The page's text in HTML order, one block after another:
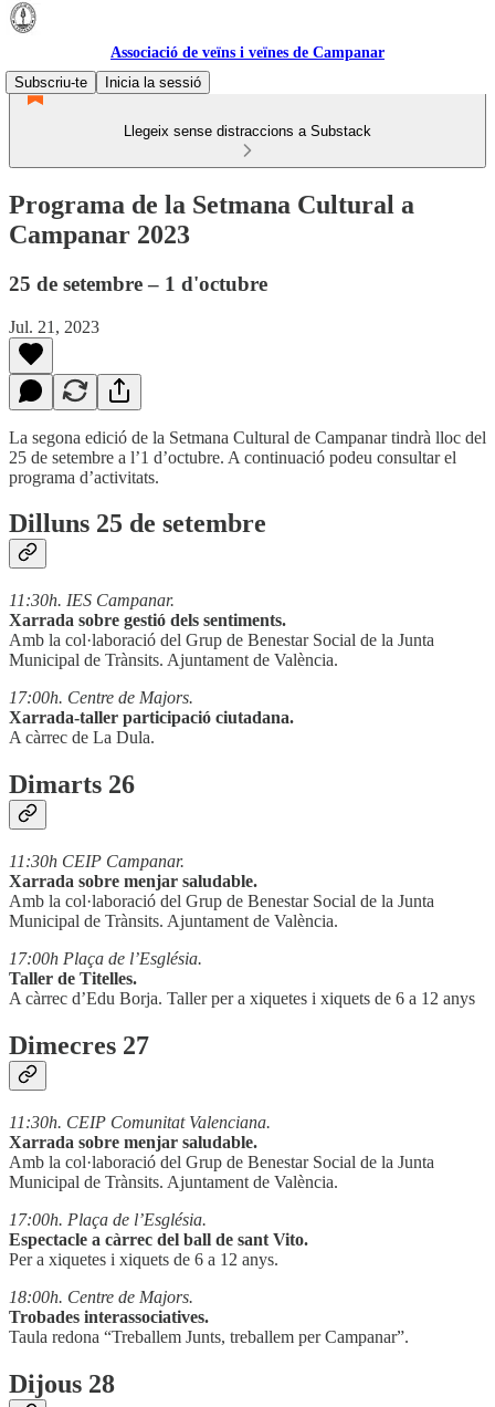
Associació de veïns i veïnes de Campanar
Subscriu-te
Inicia la sessió
Llegeix sense distraccions a Substack
Programa de la Setmana Cultural a
Campanar 2023
25 de setembre – 1 d'octubre
Jul. 21, 2023
La segona edició de la Setmana Cultural de Campanar tindrà lloc del
25 de setembre a l’1 d’octubre. A continuació podeu consultar el
programa d’activitats.
Dilluns 25 de setembre
11:30h. IES Campanar.
Xarrada sobre gestió dels sentiments.
Amb la col·laboració del Grup de Benestar Social de la Junta
Municipal de Trànsits. Ajuntament de València.
17:00h. Centre de Majors.
Xarrada-taller participació ciutadana.
A càrrec de La Dula.
Dimarts 26
11:30h CEIP Campanar.
Xarrada sobre menjar saludable.
Amb la col·laboració del Grup de Benestar Social de la Junta
Municipal de Trànsits. Ajuntament de València.
17:00h Plaça de l’Església.
Taller de Titelles.
A càrrec d’Edu Borja. Taller per a xiquetes i xiquets de 6 a 12 anys
Dimecres 27
11:30h. CEIP Comunitat Valenciana.
Xarrada sobre menjar saludable.
Amb la col·laboració del Grup de Benestar Social de la Junta
Municipal de Trànsits. Ajuntament de València.
17:00h. Plaça de l’Església.
Espectacle a càrrec del ball de sant Vito.
Per a xiquetes i xiquets de 6 a 12 anys.
18:00h. Centre de Majors.
Trobades interassociatives.
Taula redona “Treballem Junts, treballem per Campanar”.
Dijous 28